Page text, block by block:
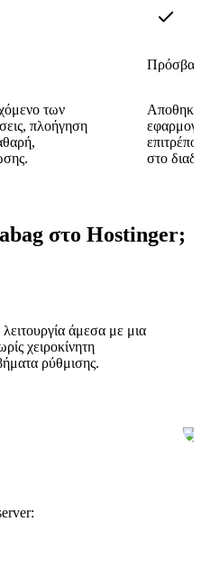
των
πλοήγηση
στο
στο Hostinger;
άμεσα με μια
χειροκίνητη
ρύθμισης.